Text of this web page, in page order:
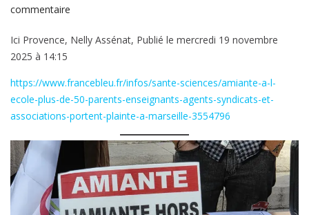
commentaire
à
50
parents,
enseignants,
agents,
syndicats
et
Ici Provence, Nelly Assénat, Publié le mercredi 19 novembre
2025 à 14:15
https://www.francebleu.fr/infos/sante-sciences/amiante-a-l-
ecole-plus-de-50-parents-enseignants-agents-syndicats-et-
associations-portent-plainte-a-marseille-3554796